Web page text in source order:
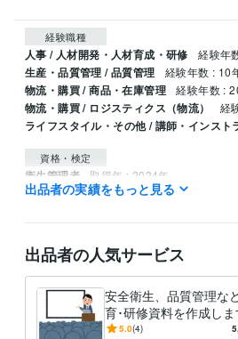
経験職種
人事 / 人材開発・人材育成・研修 経験年
生産・品質管理 / 品質管理 経験年数 : 10
物流・購買 / 商品・在庫管理 経験年数 :
物流・購買 / ロジスティクス（物流） 経
ライフスタイル・その他 / 講師・インスト
資格・検定
衛生管理者 取得年 : 2024年
乙種危険物取扱者 取得年 : 2025年
得意分野
ビジネス代行・事務代行
教育 安全衛生 新入社員 中途入社者
出品者の実績をもっと見る
出品者の人気サービス
安全衛生、品質管理な
育･研修資料を作成し
年の現場実務経験に基
5.0(4)